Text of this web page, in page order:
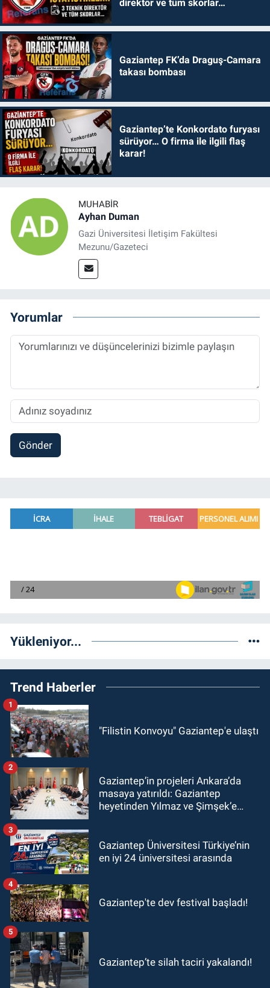
direktör ve tüm skorlar…
Gaziantep FK’da Draguş-Camara
takası bombası
Gaziantep’te Konkordato furyası
sürüyor… O firma ile ilgili flaş
karar!
MUHABIR
Ayhan Duman
Gazi Üniversitesi İletişim Fakültesi
Mezunu/Gazeteci
Yorumlar
Gönder
Yükleniyor...
Trend Haberler
"Filistin Konvoyu" Gaziantep'e ulaştı
1
Gaziantep’in projeleri Ankara’da
masaya yatırıldı: Gaziantep
heyetinden Yılmaz ve Şimşek’e
2
Gaziantep Üniversitesi Türkiye’nin
en iyi 24 üniversitesi arasında
3
Gaziantep'te dev festival başladı!
4
Gaziantep’te silah taciri yakalandı!
5